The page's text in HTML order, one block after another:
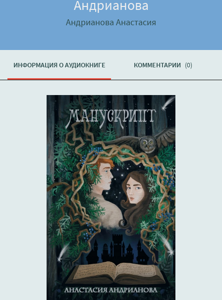
Андрианова
Андрианова Анастасия
ИНФОРМАЦИЯ О АУДИОКНИГЕ КОММЕНТАРИИ (0)